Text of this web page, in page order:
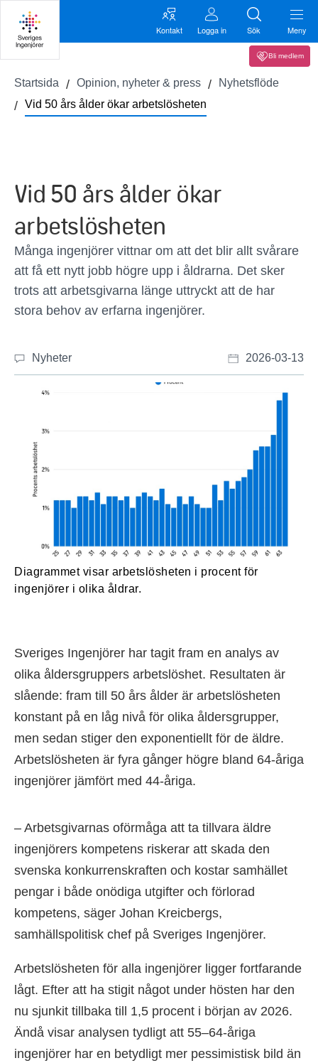
Kontakt Logga in Sök Meny
Bli medlem
Startsida Opinion, nyheter & press
Nyhetsflöde
Vid 50 års ålder ökar arbetslösheten
Vid 50 års ålder ökar
arbetslösheten
Många ingenjörer vittnar om att det blir allt svårare
att få ett nytt jobb högre upp i åldrarna. Det sker
trots att arbetsgivarna länge uttryckt att de har
stora behov av erfarna ingenjörer.
Nyheter 2026-03-13
Diagrammet visar arbetslösheten i procent för
ingenjörer i olika åldrar.
Sveriges Ingenjörer har tagit fram en analys av
olika åldersgruppers arbetslöshet. Resultaten är
slående: fram till 50 års ålder är arbetslösheten
konstant på en låg nivå för olika åldersgrupper,
men sedan stiger den exponentiellt för de äldre.
Arbetslösheten är fyra gånger högre bland 64-åriga
ingenjörer jämfört med 44-åriga.
– Arbetsgivarnas oförmåga att ta tillvara äldre
ingenjörers kompetens riskerar att skada den
svenska konkurrenskraften och kostar samhället
pengar i både onödiga utgifter och förlorad
kompetens, säger Johan Kreicbergs,
samhällspolitisk chef på Sveriges Ingenjörer.
Arbetslösheten för alla ingenjörer ligger fortfarande
lågt. Efter att ha stigit något under hösten har den
nu sjunkit tillbaka till 1,5 procent i början av 2026.
Ändå visar analysen tydligt att 55–64-åriga
ingenjörer har en betydligt mer pessimistisk bild än